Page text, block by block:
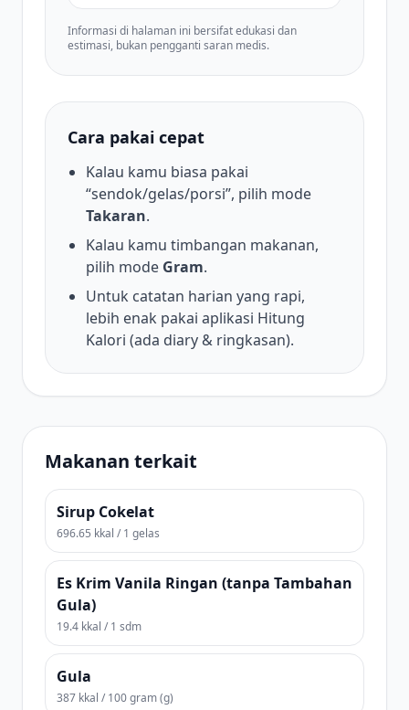
Informasi di halaman ini bersifat edukasi dan
estimasi, bukan pengganti saran medis.
Cara pakai cepat
Kalau kamu biasa pakai
“sendok/gelas/porsi”, pilih mode
Takaran.
Kalau kamu timbangan makanan,
pilih mode Gram.
Untuk catatan harian yang rapi,
lebih enak pakai aplikasi Hitung
Kalori (ada diary & ringkasan).
Makanan terkait
Sirup Cokelat
696.65 kkal / 1 gelas
Es Krim Vanila Ringan (tanpa Tambahan
Gula)
19.4 kkal / 1 sdm
Gula
387 kkal / 100 gram (g)